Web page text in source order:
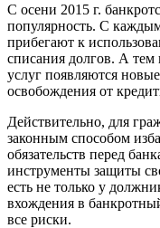
С осени 2015 г.
популярность. С
прибегают к
списания долгов. А
услуг появляются
освобождения от
Действительно, для
законным способом
обязательств перед
инструменты защиты
есть не только у
вхождения в
все риски.